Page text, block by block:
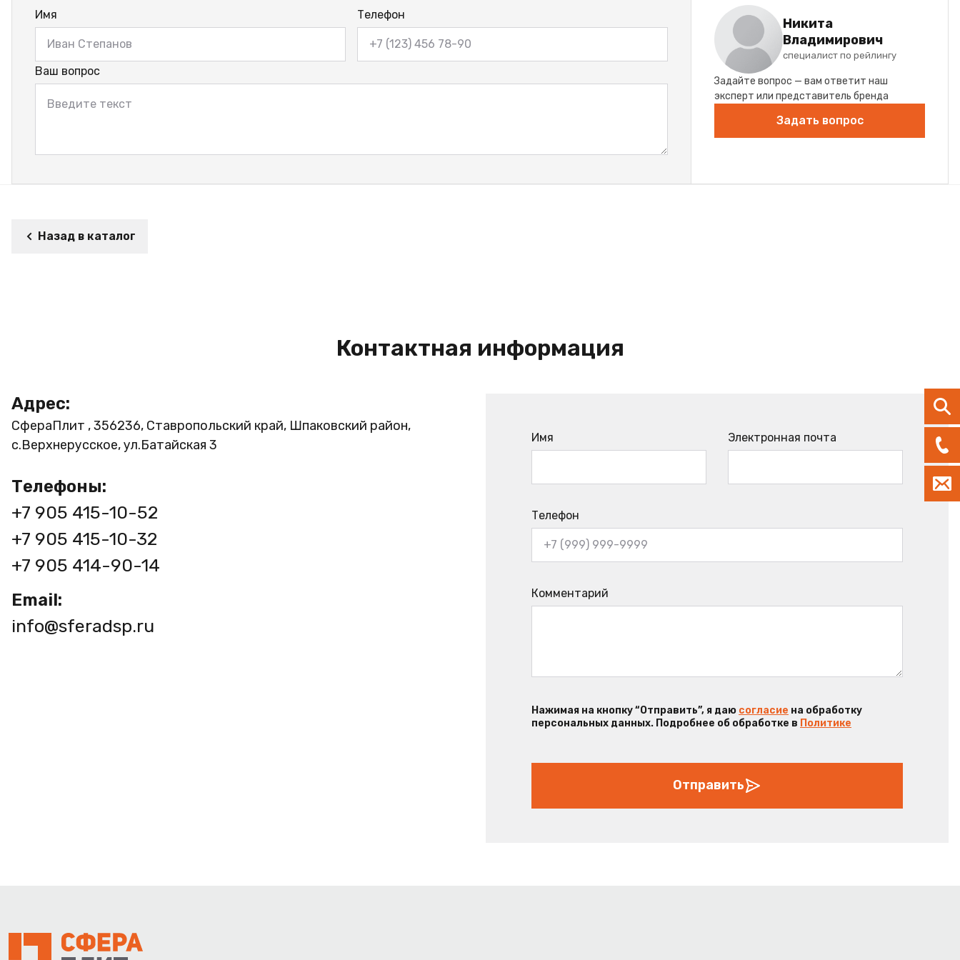
Имя Телефон
Ваш вопрос
Никита
Владимирович
специалист по рейлингу
Задайте вопрос — вам ответит наш
эксперт или представитель бренда
Задать вопрос
Назад в каталог
Контактная информация
Адрес:
СфераПлит , 356236, Ставропольский край, Шпаковский район,
с.Верхнерусское, ул.Батайская 3
Телефоны:
+7 905 415-10-52
+7 905 415-10-32
+7 905 414-90-14
Email:
info@sferadsp.ru
Имя Электронная почта
Телефон
Комментарий
Нажимая на кнопку “Отправить”, я даю согласие на обработку
персональных данных. Подробнее об обработке в Политике
Отправить